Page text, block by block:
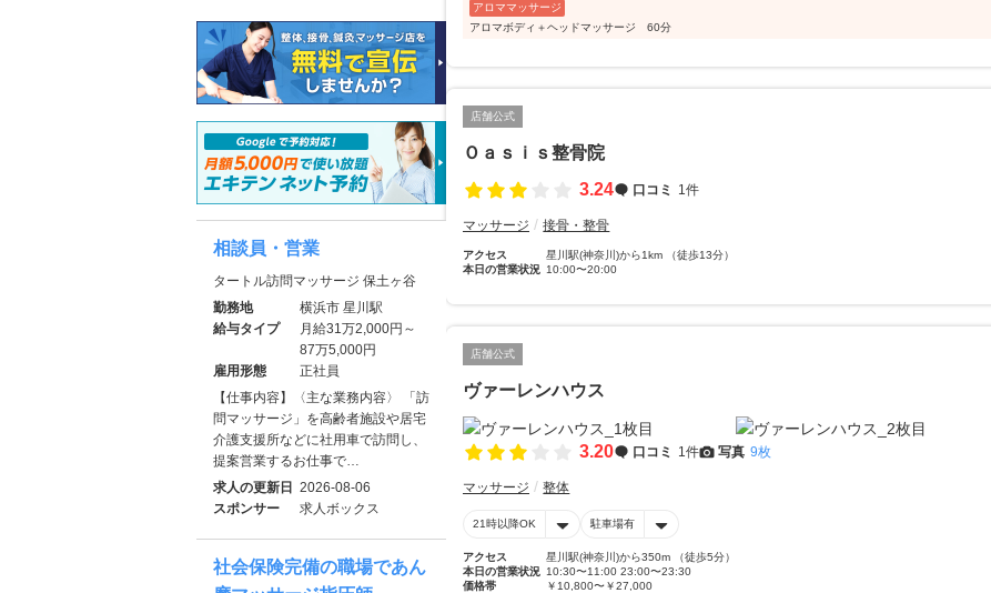
アロママッサージ
アロマボディ＋ヘッドマッサージ 60分
店舗公式
Ｏａｓｉｓ整骨院
3.24
口コミ 1件
マッサージ 接骨・整骨
アクセス
星川駅(神奈川)から1km （徒歩13分）
本日の営業状況 10:00〜20:00
店舗公式
ヴァーレンハウス
3.20 口コミ 1件 写真 9枚
マッサージ 整体
21時以降OK 駐車場有
アクセス
星川駅(神奈川)から350m （徒歩5分）
本日の営業状況 10:30〜11:00 23:00〜23:30
価格帯
￥10,800〜￥27,000
相談員・営業
タートル訪問マッサージ 保土ヶ谷
勤務地
横浜市 星川駅
給与タイプ
月給31万2,000円～
87万5,000円
雇用形態
正社員
【仕事内容】〈主な業務内容〉 「訪
問マッサージ」を高齢者施設や居宅
介護支援所などに社用車で訪問し、
提案営業するお仕事で…
求人の更新日 2026-08-06
スポンサー
求人ボックス
社会保険完備の職場であん